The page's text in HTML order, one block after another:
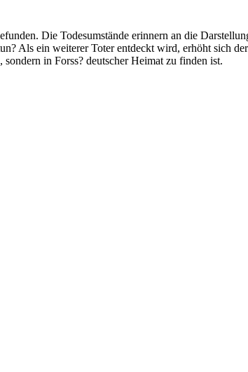
Die Todesumstände erinnern an die
Als ein weiterer Toter entdeckt wird, erhöht sich
in Forss? deutscher Heimat zu finden ist.